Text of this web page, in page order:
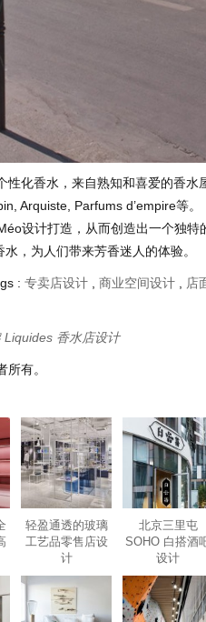
性化香水，来自熟知和喜爱的香水
Arquiste, Parfums d’empire等。
设计打造，从而创造出一个独特
，为人们带来芳香迷人的体验。
: 专卖店设计 商业空间设计
店
Liquides 香水店设计
有。
轻盈通透的玻璃
工艺品零售店设
计
北京三里屯
SOHO 白搭酒
设计